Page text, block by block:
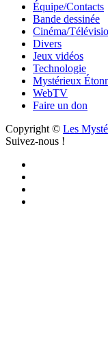
Équipe/Contacts
Bande dessinée
Cinéma/
Divers
Jeux vidéos
Technologie
Mystérieux
WebTV
Faire un don
Copyright © Les
Suivez-nous !